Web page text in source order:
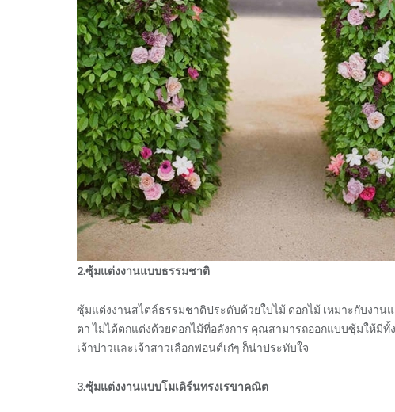
2.ซุ้มแต่งงานแบบธรรมชาติ
ซุ้มแต่งงานสไตล์ธรรมชาติประดับด้วยใบไม้ ดอกไม้ เหมาะกับงา
ตา ไม่ได้ตกแต่งด้วยดอกไม้ที่อลังการ คุณสามารถออกแบบซุ้มให้มี
เจ้าบ่าวและเจ้าสาวเลือกฟอนต์เก๋ๆ ก็น่าประทับใจ
3.ซุ้มแต่งงานแบบโมเดิร์นทรงเรขาคณิต